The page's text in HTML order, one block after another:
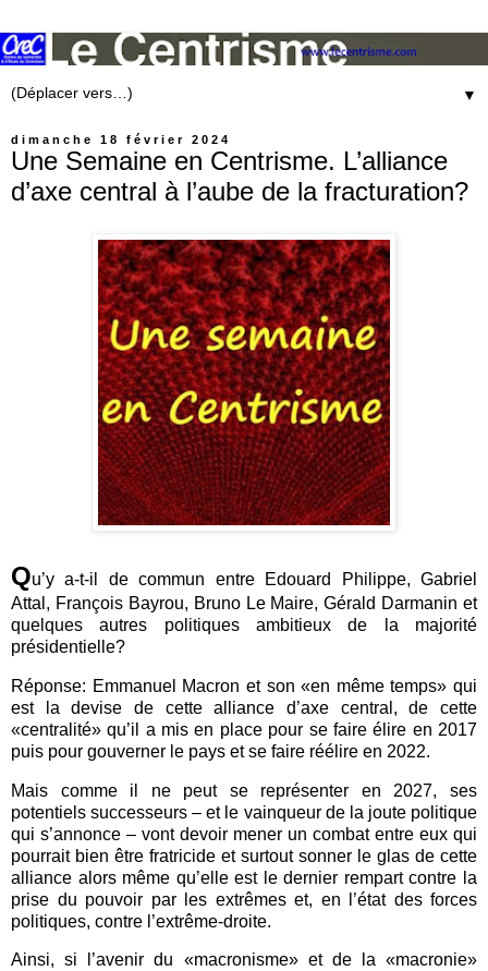
▼
dimanche 18 février 2024
Une Semaine en Centrisme. L’alliance
d’axe central à l’aube de la fracturation?
Qu’y a-t-il de commun entre Edouard Philippe, Gabriel
Attal, François Bayrou, Bruno Le Maire, Gérald Darmanin et
quelques autres politiques ambitieux de la majorité
présidentielle?
Réponse: Emmanuel Macron et son «en même temps» qui
est la devise de cette alliance d’axe central, de cette
«centralité» qu’il a mis en place pour se faire élire en 2017
puis pour gouverner le pays et se faire réélire en 2022.
Mais comme il ne peut se représenter en 2027, ses
potentiels successeurs – et le vainqueur de la joute politique
qui s’annonce – vont devoir mener un combat entre eux qui
pourrait bien être fratricide et surtout sonner le glas de cette
alliance alors même qu’elle est le dernier rempart contre la
prise du pouvoir par les extrêmes et, en l’état des forces
politiques, contre l’extrême-droite.
Ainsi, si l’avenir du «macronisme» et de la «macronie»